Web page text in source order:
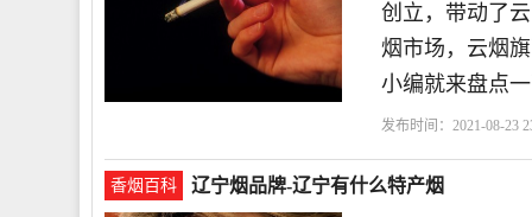
创立，带动了
烟市场，云烟
小编就来盘点
发布时间：2021-08-23
香烟百科 辽宁烟品牌-辽宁有什么特产烟